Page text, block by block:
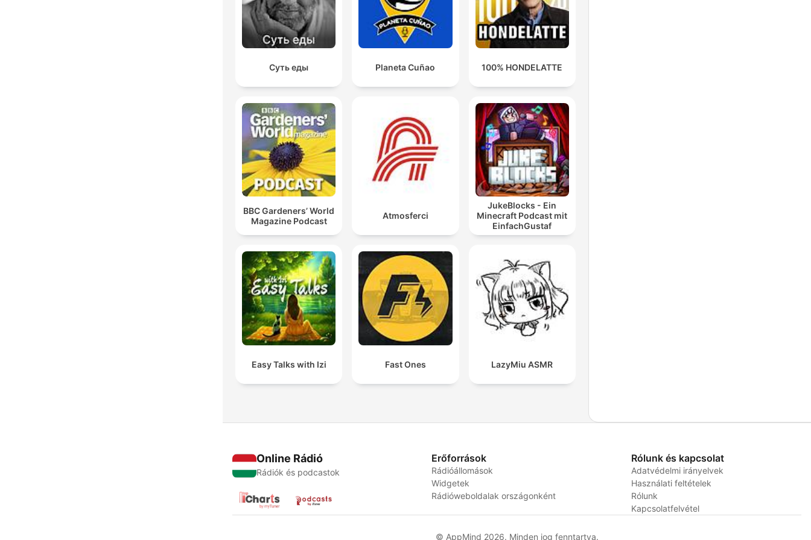
Суть еды Planeta Cuñao 100% HONDELATTE
BBC Gardeners’ World
Magazine Podcast
Atmosferci
JukeBlocks - Ein
Minecraft Podcast mit
EinfachGustaf
Easy Talks with Izi Fast Ones LazyMiu ASMR
Online Rádió
Rádiók és podcastok
Erőforrások
Rádióállomások
Widgetek
Rádióweboldalak országonként
Rólunk és kapcsolat
Adatvédelmi irányelvek
Használati feltételek
Rólunk
Kapcsolatfelvétel
© AppMind 2026. Minden jog fenntartva.